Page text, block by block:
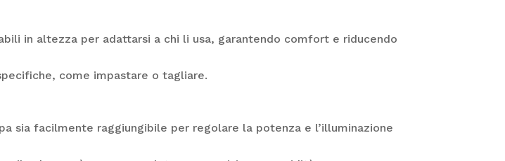
in altezza per adattarsi a chi li usa, garantendo comfort e riducendo
come impastare o tagliare.
sia facilmente raggiungibile per regolare la potenza e l’illuminazione